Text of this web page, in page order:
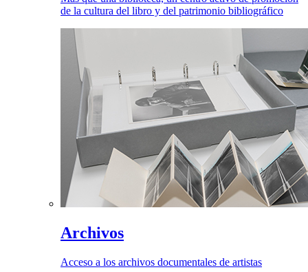
de la cultura del libro y del patrimonio bibliográfico
Archivos
Acceso a los archivos documentales de artistas